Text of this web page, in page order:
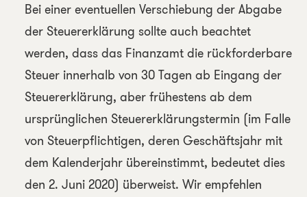
Bei einer eventuellen Verschiebung der Abgabe
der Steuererklärung sollte auch beachtet
werden, dass das Finanzamt die rückforderbare
Steuer innerhalb von 30 Tagen ab Eingang der
Steuererklärung, aber frühestens ab dem
ursprünglichen Steuererklärungstermin (im Falle
von Steuerpflichtigen, deren Geschäftsjahr mit
dem Kalenderjahr übereinstimmt, bedeutet dies
den 2. Juni 2020) überweist. Wir empfehlen